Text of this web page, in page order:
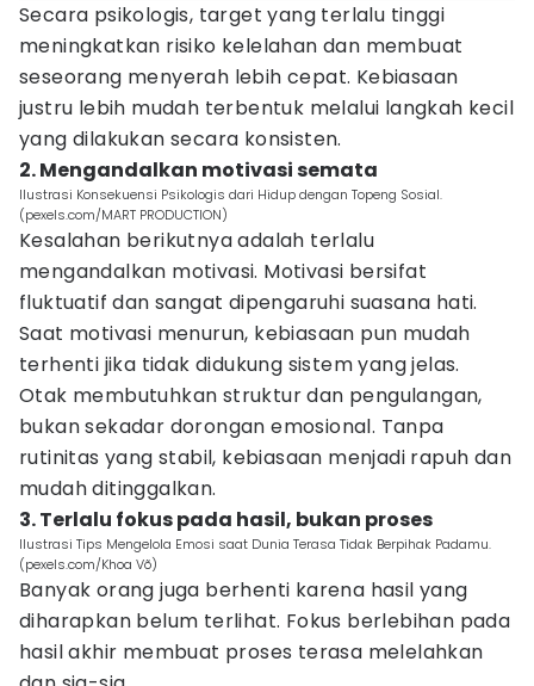
Secara psikologis, target yang terlalu tinggi
meningkatkan risiko kelelahan dan membuat
seseorang menyerah lebih cepat. Kebiasaan
justru lebih mudah terbentuk melalui langkah kecil
yang dilakukan secara konsisten.
2. Mengandalkan motivasi semata
Ilustrasi Konsekuensi Psikologis dari Hidup dengan Topeng Sosial.
(pexels.com/MART PRODUCTION)
Kesalahan berikutnya adalah terlalu
mengandalkan motivasi. Motivasi bersifat
fluktuatif dan sangat dipengaruhi suasana hati.
Saat motivasi menurun, kebiasaan pun mudah
terhenti jika tidak didukung sistem yang jelas.
Otak membutuhkan struktur dan pengulangan,
bukan sekadar dorongan emosional. Tanpa
rutinitas yang stabil, kebiasaan menjadi rapuh dan
mudah ditinggalkan.
3. Terlalu fokus pada hasil, bukan proses
Ilustrasi Tips Mengelola Emosi saat Dunia Terasa Tidak Berpihak Padamu.
(pexels.com/Khoa Võ)
Banyak orang juga berhenti karena hasil yang
diharapkan belum terlihat. Fokus berlebihan pada
hasil akhir membuat proses terasa melelahkan